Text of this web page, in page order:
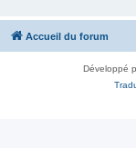
Accueil du forum
Développé